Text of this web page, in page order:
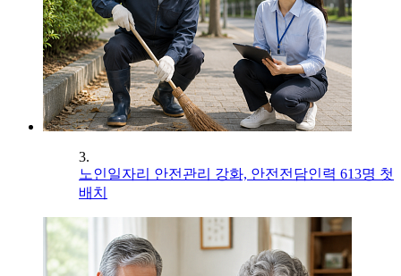
3.
노인일자리 안전관리 강화, 안전전담인력 613명 첫
배치